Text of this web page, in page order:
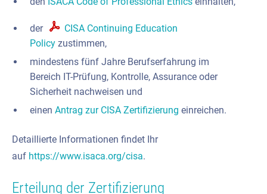
der
CISA Continuing Education
Policy zustimmen,
mindestens fünf Jahre Berufserfahrung im
Bereich IT-Prüfung, Kontrolle, Assurance oder
Sicherheit nachweisen und
einen Antrag zur CISA Zertifizierung einreichen.
Detaillierte Informationen findet Ihr
auf https://www.isaca.org/cisa.
Erteilung der Zertifizierung